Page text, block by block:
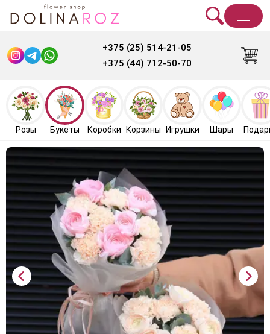
+375 (25) 514-21-05
+375 (44) 712-50-70
Розы Букеты Коробки Корзины Игрушки Шары